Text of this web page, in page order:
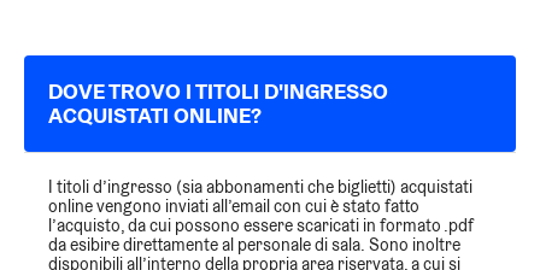
DOVE TROVO I TITOLI D'INGRESSO
ACQUISTATI ONLINE?
I titoli d’ingresso (sia abbonamenti che biglietti) acquistati
online vengono inviati all’email con cui è stato fatto
l’acquisto, da cui possono essere scaricati in formato .pdf
da esibire direttamente al personale di sala. Sono inoltre
disponibili all’interno della propria area riservata, a cui si